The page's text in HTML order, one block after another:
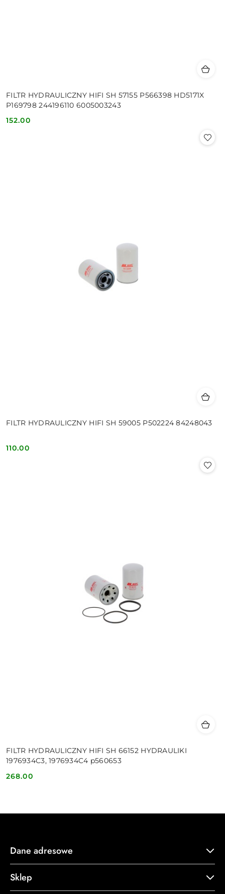
FILTR HYDRAULICZNY HIFI SH 57155 P566398 HD5171X
P169798 244196110 6005003243
Cena:
152.00
FILTR HYDRAULICZNY HIFI SH 59005 P502224 84248043
Cena:
110.00
FILTR HYDRAULICZNY HIFI SH 66152 HYDRAULIKI
1976934C3, 1976934C4 p560653
Cena:
268.00
Dane adresowe
Sklep